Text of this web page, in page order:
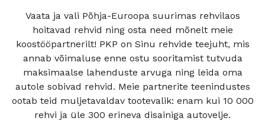
Vaata ja vali Põhja-Euroopa suurimas rehvilaos
hoitavad rehvid ning osta need mõnelt meie
koostööpartnerilt! PKP on Sinu rehvide teejuht, mis
annab võimaluse enne ostu sooritamist tutvuda
maksimaalse lahenduste arvuga ning leida oma
autole sobivad rehvid. Meie partnerite teenindustes
ootab teid muljetavaldav tootevalik: enam kui 10 000
rehvi ja üle 300 erineva disainiga autovelje.